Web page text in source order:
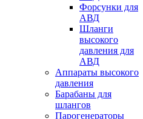
Форсунки для
АВД
Шланги
высокого
давления для
АВД
Аппараты высокого
давления
Барабаны для
шлангов
Парогенераторы